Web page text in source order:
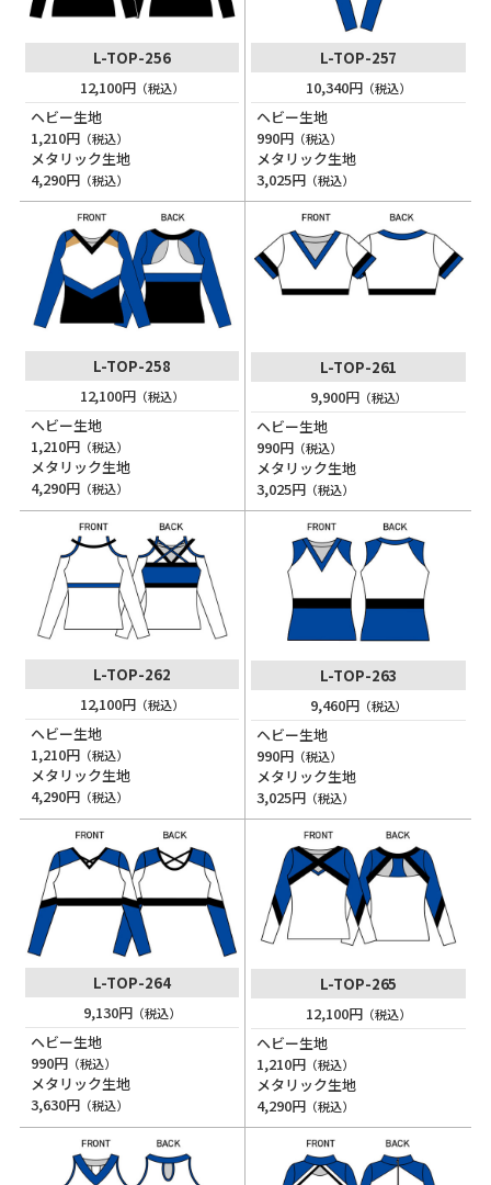
L-TOP-256
12,100円 （税込）
ヘビー生地
1,210円（税込）
メタリック生地
4,290円（税込）
L-TOP-257
10,340円 （税込）
ヘビー生地
990円（税込）
メタリック生地
3,025円（税込）
L-TOP-258
12,100円 （税込）
ヘビー生地
1,210円（税込）
メタリック生地
4,290円（税込）
L-TOP-261
9,900円（税込）
ヘビー生地
990円（税込）
メタリック生地
3,025円（税込）
L-TOP-262
12,100円 （税込）
ヘビー生地
1,210円（税込）
メタリック生地
4,290円（税込）
L-TOP-263
9,460円（税込）
ヘビー生地
990円（税込）
メタリック生地
3,025円（税込）
L-TOP-264
9,130円（税込）
ヘビー生地
990円（税込）
メタリック生地
3,630円（税込）
L-TOP-265
12,100円 （税込）
ヘビー生地
1,210円（税込）
メタリック生地
4,290円（税込）